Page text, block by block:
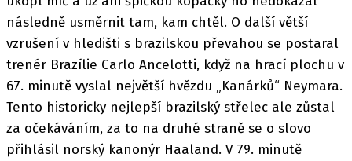
následně usměrnit tam, kam chtěl. O další větší
vzrušení v hledišti s brazilskou převahou se postaral
trenér Brazílie Carlo Ancelotti, když na hrací plochu v
67. minutě vyslal největší hvězdu „Kanárků“ Neymara.
Tento historicky nejlepší brazilský střelec ale zůstal
za očekáváním, za to na druhé straně se o slovo
přihlásil norský kanonýr Haaland. V 79. minutě